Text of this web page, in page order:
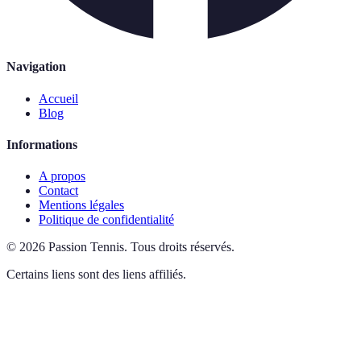
Navigation
Accueil
Blog
Informations
A propos
Contact
Mentions légales
Politique de confidentialité
© 2026 Passion Tennis. Tous droits réservés.
Certains liens sont des liens affiliés.